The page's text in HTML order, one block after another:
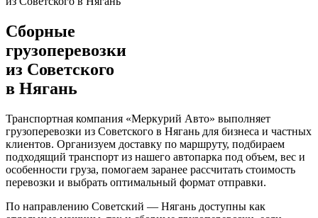
Сборные
грузоперевозки
из Советского
в Нягань
Транспортная компания «Меркурий Авто» выполняет
грузоперевозки из Советского в Нягань для бизнеса и частных
клиентов. Организуем доставку по маршруту, подбираем
подходящий транспорт из нашего автопарка под объем, вес и
особенности груза, помогаем заранее рассчитать стоимость
перевозки и выбрать оптимальный формат отправки.
По направлению Советский — Нягань доступны как